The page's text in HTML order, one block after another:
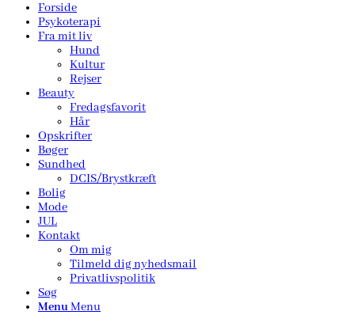
Forside
Psykoterapi
Fra mit liv
Hund
Kultur
Rejser
Beauty
Fredagsfavorit
Hår
Opskrifter
Bøger
Sundhed
DCIS/Brystkræft
Bolig
Mode
JUL
Kontakt
Om mig
Tilmeld dig nyhedsmail
Privatlivspolitik
Søg
MenuMenu